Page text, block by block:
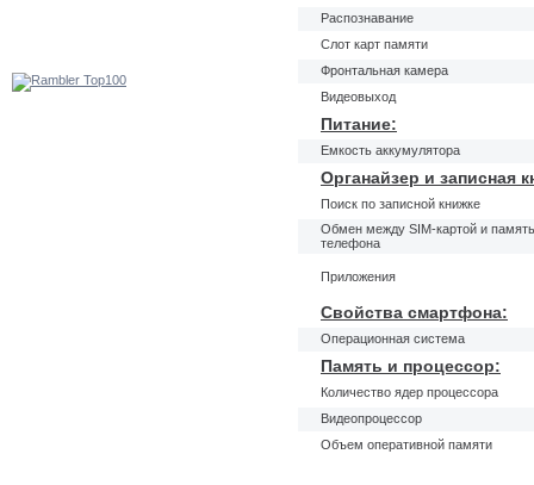
Распознавание
Слот карт памяти
Фронтальная камера
Видеовыход
Питание:
Емкость аккумулятора
Органайзер и записная
Поиск по записной книжке
Обмен между SIM-картой и
телефона
Приложения
Свойства смартфона:
Операционная система
Память и процессор:
Количество ядер процессора
Видеопроцессор
Объем оперативной памяти